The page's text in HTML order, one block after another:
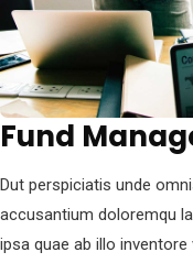
Fund
Dut perspiciatis unde
accusantium doloremqu
ipsa quae ab illo